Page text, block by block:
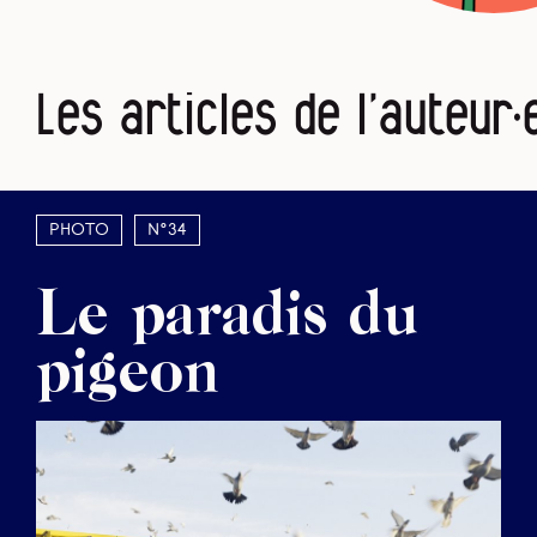
Les articles de
Photo N°34
Le paradis du
pigeon